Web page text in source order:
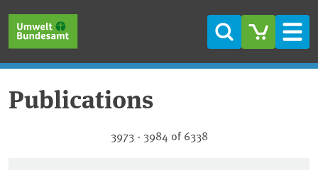
Search
Publications
Publications3973 - 3984 of 6338